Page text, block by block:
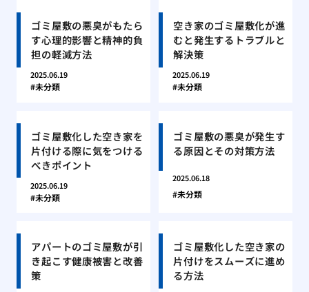
ゴミ屋敷の悪臭がもたら
す心理的影響と精神的負
担の軽減方法
2025.06.19
未分類
空き家のゴミ屋敷化が進
むと発生するトラブルと
解決策
2025.06.19
未分類
ゴミ屋敷化した空き家を
片付ける際に気をつける
べきポイント
2025.06.19
未分類
ゴミ屋敷の悪臭が発生す
る原因とその対策方法
2025.06.18
未分類
アパートのゴミ屋敷が引
き起こす健康被害と改善
策
ゴミ屋敷化した空き家の
片付けをスムーズに進め
る方法